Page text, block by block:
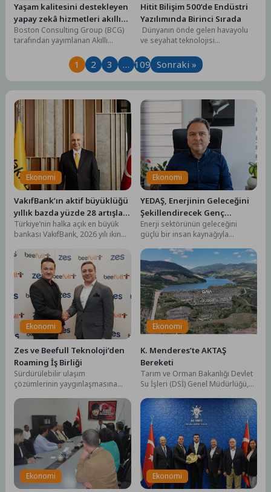
Yaşam kalitesini destekleyen
yapay zekâ hizmetleri akıllı
kentler için finansman ve
altyapı kadar önemli
Boston Consulting Group (BCG)
tarafından yayımlanan Akıllı
Kent Yaşamını Nasıl...
Hitit Bilişim 500’de Endüstri
Yazılımında Birinci Sırada
Dünyanın önde gelen havayolu
ve seyahat teknolojisi
İyi 500 Bilişim Şirketi...
1 2 3 … 109 Sonraki »
Ekonomi
VakıfBank’ın aktif büyüklüğü
yıllık bazda yüzde 28 artışla
5,8 trilyon TL’yi aştı
Türkiye’nin halka açık en büyük
bankası VakıfBank, 2026 yılı ikinci
açıkladı. Güçlü...
Ekonomi
YEDAŞ, Enerjinin Geleceğini
Şekillendirecek Genç
Yetenekleri Arıyor
Enerji sektörünün geleceğini
güçlü bir insan kaynağıyla
öncelikleri arasında gören YEDAŞ,
genç yetenekleri...
Ekonomi
Zes ve Beefull Teknoloji’den
Roaming İş Birliği
Sürdürülebilir ulaşım
çözümlerinin yaygınlaşmasına
birliği kapsamında kullanıcılar,
tercih ettikleri mobil...
Ekonomi
K. Menderes’te AKTAŞ
Bereketi
Tarım ve Orman Bakanlığı Devlet
Su İşleri (DSİ) Genel Müdürlüğü,
yaygınlaştırmak, toplulaştırma...
Ekonomi Ekonomi